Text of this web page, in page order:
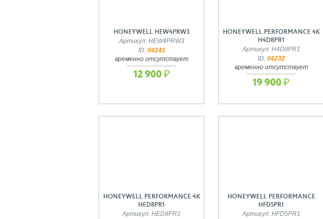
HONEYWELL HEW4PRW3
Артикул: HEW4PRW3
ID: 04241
временно отсутствует
12 900 ₽
HONEYWELL PERFORMANCE 4K
H4D8PR1
Артикул: H4D8PR1
ID: 04232
временно отсутствует
19 900 ₽
HONEYWELL PERFORMANCE 4K
HED8PR1
Артикул: HED8PR1
HONEYWELL PERFORMANCE
HFD5PR1
Артикул: HFD5PR1